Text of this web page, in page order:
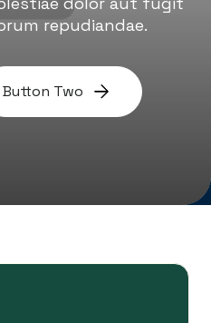
repudiandae.
Button Two